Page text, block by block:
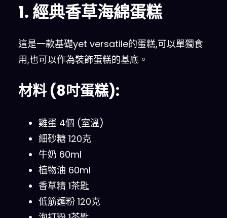
1. 經典香草海綿蛋糕
這是一款基礎yet versatile的蛋糕,可以單獨食
用,也可以作為裝飾蛋糕的基底。
材料 (8吋蛋糕):
雞蛋 4個 (室溫)
細砂糖 120克
牛奶 60ml
植物油 60ml
香草精 1茶匙
低筋麵粉 120克